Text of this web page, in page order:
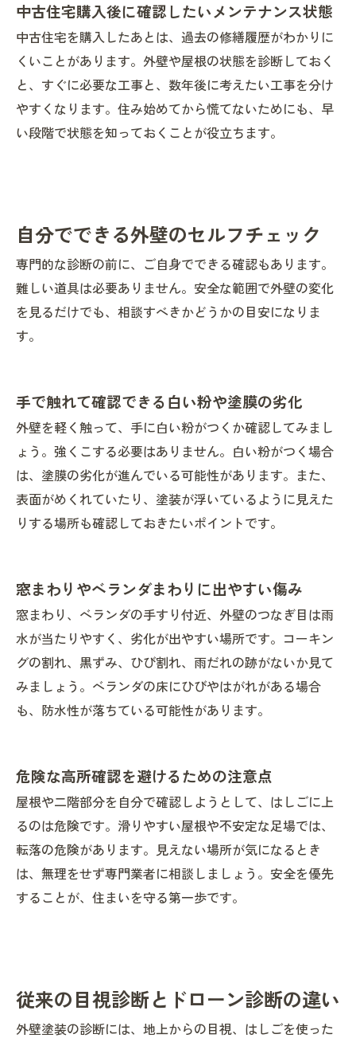
中古住宅購入後に確認したいメンテナンス状態
中古住宅を購入したあとは、過去の修繕履歴がわかりに
くいことがあります。外壁や屋根の状態を診断しておく
と、すぐに必要な工事と、数年後に考えたい工事を分け
やすくなります。住み始めてから慌てないためにも、早
い段階で状態を知っておくことが役立ちます。
自分でできる外壁のセルフチェック
専門的な診断の前に、ご自身でできる確認もあります。
難しい道具は必要ありません。安全な範囲で外壁の変化
を見るだけでも、相談すべきかどうかの目安になりま
す。
手で触れて確認できる白い粉や塗膜の劣化
外壁を軽く触って、手に白い粉がつくか確認してみまし
ょう。強くこする必要はありません。白い粉がつく場合
は、塗膜の劣化が進んでいる可能性があります。また、
表面がめくれていたり、塗装が浮いているように見えた
りする場所も確認しておきたいポイントです。
窓まわりやベランダまわりに出やすい傷み
窓まわり、ベランダの手すり付近、外壁のつなぎ目は雨
水が当たりやすく、劣化が出やすい場所です。コーキン
グの割れ、黒ずみ、ひび割れ、雨だれの跡がないか見て
みましょう。ベランダの床にひびやはがれがある場合
も、防水性が落ちている可能性があります。
危険な高所確認を避けるための注意点
屋根や二階部分を自分で確認しようとして、はしごに上
るのは危険です。滑りやすい屋根や不安定な足場では、
転落の危険があります。見えない場所が気になるとき
は、無理をせず専門業者に相談しましょう。安全を優先
することが、住まいを守る第一歩です。
従来の目視診断とドローン診断の違い
外壁塗装の診断には、地上からの目視、はしごを使った